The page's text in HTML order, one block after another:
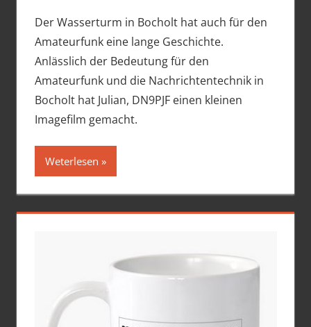
Der Wasserturm in Bocholt hat auch für den
Amateurfunk eine lange Geschichte.
Anlässlich der Bedeutung für den
Amateurfunk und die Nachrichtentechnik in
Bocholt hat Julian, DN9PJF einen kleinen
Imagefilm gemacht.
Weterlesen